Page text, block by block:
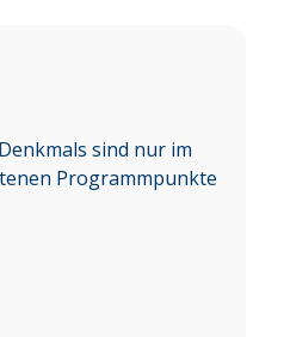
sind nur im
Programmpunkte